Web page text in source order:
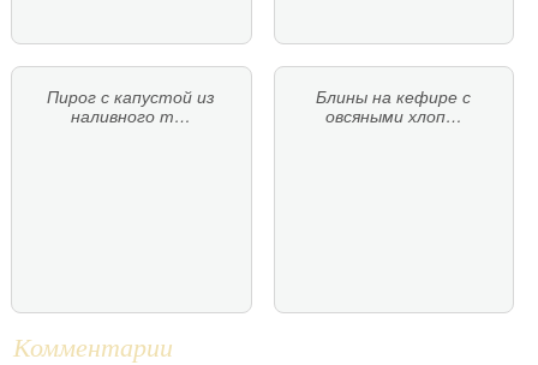
Пирог с капустой из
наливного т…
Блины на кефире с
овсяными хлоп…
Комментарии